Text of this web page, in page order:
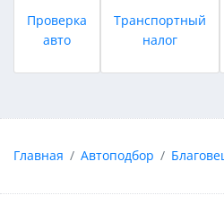
Проверка
авто
Транспортный
налог
Главная Автоподбор